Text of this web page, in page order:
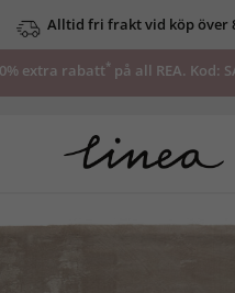
Alltid fri frakt vid köp över
extra rabatt*på all REA. Kod: